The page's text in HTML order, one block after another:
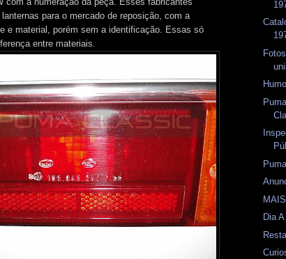
para o mercado de reposição, com a
e material, porém sem a identificação. Essas só
entre materiais.
Dia